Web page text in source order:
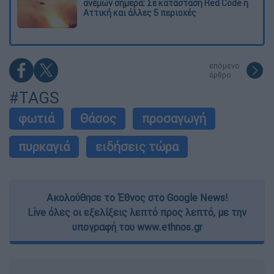
ανέμων σήμερα: Σε κατάσταση Red Code η
Αττική και άλλες 5 περιοχές
επόμενο
άρθρο
#TAGS
φωτιά Θάσος
προσαγωγή
πυρκαγιά
ειδήσεις τώρα
Ακολούθησε το Έθνος στο Google News!
Live όλες οι εξελίξεις λεπτό προς λεπτό, με την
υπογραφή του www.ethnos.gr